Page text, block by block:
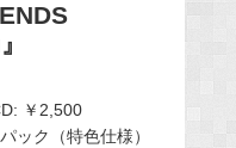
￥2,500
ック（特色仕様）